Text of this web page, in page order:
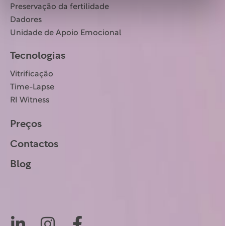
Preservação da fertilidade
Dadores
Unidade de Apoio Emocional
Tecnologias
Vitrificação
Time-Lapse
RI Witness
Preços
Contactos
Blog